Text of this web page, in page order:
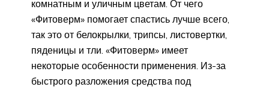
комнатным и уличным цветам. От чего
«Фитоверм» помогает спастись лучше всего,
так это от белокрылки, трипсы, листовертки,
пяденицы и тли. «Фитоверм» имеет
некоторые особенности применения. Из-за
быстрого разложения средства под